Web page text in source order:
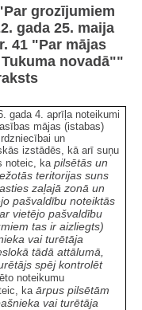
grozījumiem
gada 25. maija
41 "Par mājas
novadā""
gada 4. aprīļa noteikumi
mājas (istabas)
un
izstādēs, kā arī suņu
noteic, ka pilsētās un
teritorijas suns
zaļajā zonā un
pašvaldību noteiktās
vietējo pašvaldību
tas ir aizliegts)
vai turētāja
tādā attālumā,
spēj kontrolēt
noteikumu
ka ārpus pilsētām
vai turētāja